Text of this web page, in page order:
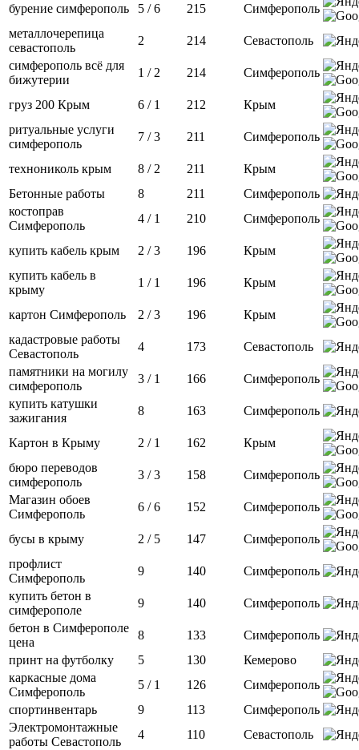
бурение симферополь 5 / 6 215
Симферополь
металлочерепица
севастополь
2 214
Севастополь
симферополь всё для
бижутерии
1 / 2 214 Симферополь
груз 200 Крым 6 / 1 212
Крым
ритуальные услуги
симферополь
7 / 3 211 Симферополь
технониколь крым 8 / 2 211
Крым
Бетонные работы
8 211
Симферополь
костоправ
Симферополь
4 / 1 210 Симферополь
купить кабель крым 2 / 3 196
Крым
купить кабель в
крыму
1 / 1 196 Крым
картон Симферополь 2 / 3 196
Крым
кадастровые работы
Севастополь
4 173
Севастополь
памятники на могилу
симферополь
3 / 1 166
Симферополь
купить катушки
зажигания
8 163 Симферополь
Картон в Крыму 2 / 1 162
Крым
бюро переводов
симферополь
3 / 3 158
Симферополь
Магазин обоев
Симферополь
6 / 6 152 Симферополь
бусы в крыму 2 / 5 147
Симферополь
профлист
Симферополь
9 140
Симферополь
купить бетон в
симферополе
9 140
Симферополь
бетон в Симферополе
цена
8 133
Симферополь
принт на футболку
5 130
Кемерово
каркасные дома
Симферополь
5 / 1 126
Симферополь
спортинвентарь
9 113
Симферополь
Электромонтажные
работы Севастополь
4 110
Севастополь